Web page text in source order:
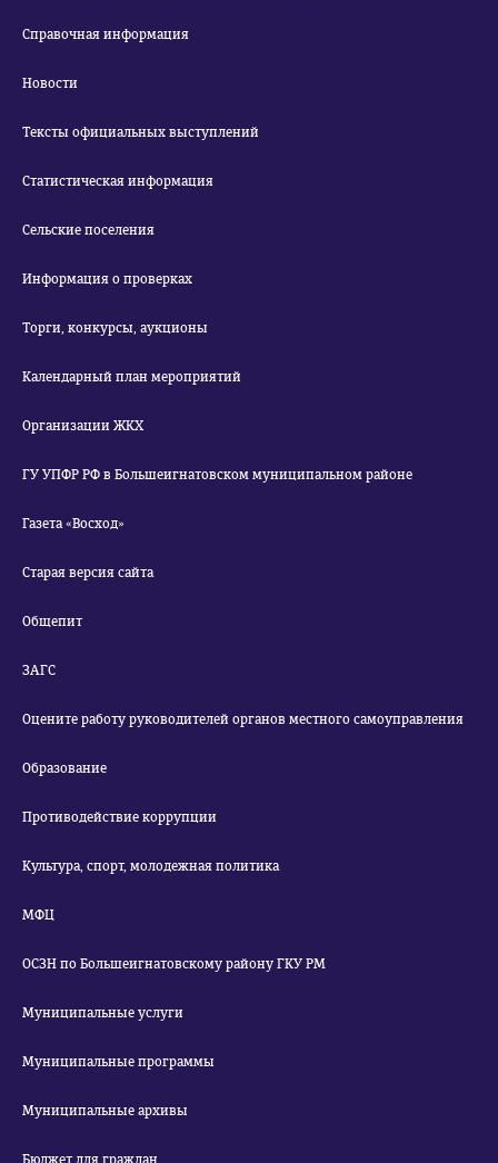
Справочная информация
Новости
Тексты официальных выступлений
Статистическая информация
Сельские поселения
Информация о проверках
Торги, конкурсы, аукционы
Календарный план мероприятий
Организации ЖКХ
ГУ УПФР РФ в Большеигнатовском муниципальном районе
Газета «Восход»
Старая версия сайта
Общепит
ЗАГС
Оцените работу руководителей органов местного самоуправления
Образование
Противодействие коррупции
Культура, спорт, молодежная политика
МФЦ
ОСЗН по Большеигнатовскому району ГКУ РМ
Муниципальные услуги
Муниципальные программы
Муниципальные архивы
Бюджет для граждан